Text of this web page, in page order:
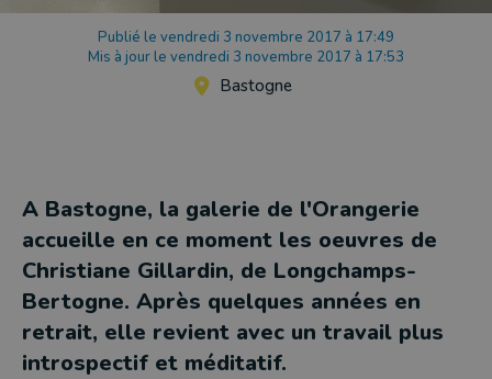
Publié le vendredi 3 novembre 2017 à 17:49
Mis à jour le vendredi 3 novembre 2017 à 17:53
Bastogne
A Bastogne, la galerie de l'Orangerie
accueille en ce moment les oeuvres de
Christiane Gillardin, de Longchamps-
Bertogne. Après quelques années en
retrait, elle revient avec un travail plus
introspectif et méditatif.